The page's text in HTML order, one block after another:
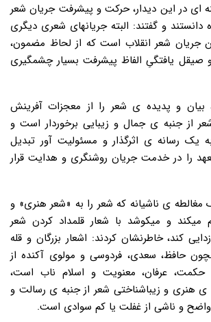
ای در این دیدار، حرکت و پیشرفت جریان شعر
دانستند و گفتند: البته جریانهای شعری دیگری
جریان شعر انقلاب است که از لحاظ مضمون،
صیقل یافتگیِ الفاظ پیشرفت بسیار چشمگیری
بیان و پدیده ی شعر را از معجزات آفرینش
از جنبه ی جمال و زیبایی برخوردار است و
به یک رسانه ی اثرگذار و مسئولیت آور تبدیل
را در خدمت جریان روشنگری و هدایت قرار
مغالطه ی ناشیانه که شعر را به «شعر هنری» و
میکند و میکوشد با شعار قلمداد کردن شعر
کند، خاطرنشان کردند: اشعار بزرگان و قله
حافظ، سعدی، فردوسی و مولوی آکنده از
حکمت، عرفان، معنویت و اسلام ناب است،
ی هنری و زیباشناختی شعر از جنبه ی رسالت و
واضح و ناشی از غفلت یا کم سوادی است.